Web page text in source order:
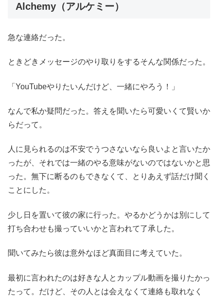
Alchemy（アルケミー）
急な連絡だった。
ときどきメッセージのやり取りをするそんな関係だった。
「YouTubeやりたいんだけど、一緒にやろう！」
なんで私か疑問だった。答えを聞いたら可愛いくて賢いか
らだって。
人に見られるのは不安でうつさないなら良いよと言いたか
ったが、それでは一緒のやる意味がないのではないかと思
った。無下に断るのもできなくて、とりあえず話だけ聞く
ことにした。
少し日を置いて彼の家に行った。やるかどうかは別にして
打ち合わせも撮っていいかと言われて了承した。
聞いてみたら彼は意外なほど真面目に考えていた。
最初に言われたのは好きな人とカップル動画を撮りたかっ
たって。だけど、その人とは会えなくて連絡も取れなく